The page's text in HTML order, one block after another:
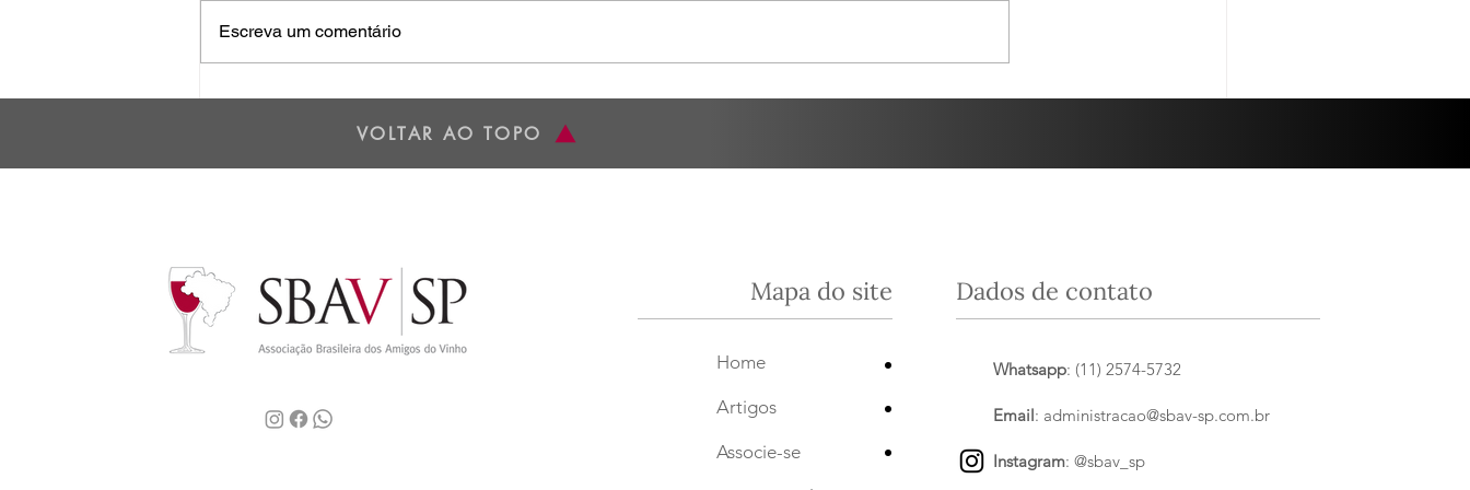
Os dois lados da Cordilheira
dos Andes - 01/07/25
com a Joana...
da Espanha”....
Escreva um comentário
VOLTAR AO TOPO
Mapa do site
Home
Artigos
Associe-se
•
•
•
Dados de contato
Whatsapp: (11) 2574-5732
Email: administracao@sbav-sp.com.br
Instagram: @sbav_sp